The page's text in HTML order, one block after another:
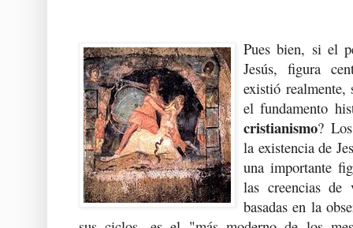
Pues bien, si el
Jesús, figura
existió realmente,
el fundamento
cristianismo?
la existencia de
una importante
las creencias de
basadas en la